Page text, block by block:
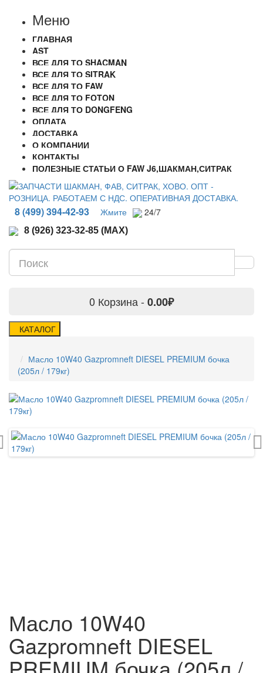
Меню
ГЛАВНАЯ
AST
ВСЕ ДЛЯ ТО SHACMAN
ВСЕ ДЛЯ ТО SITRAK
ВСЕ ДЛЯ ТО FAW
ВСЕ ДЛЯ ТО FOTON
ВСЕ ДЛЯ ТО DONGFENG
ОПЛАТА
ДОСТАВКА
О КОМПАНИИ
КОНТАКТЫ
ПОЛЕЗНЫЕ СТАТЬИ О FAW J6,ШАКМАН,СИТРАК
8 (499) 394-42-93 Жмите 24/7
8 (926) 323-32-85 (MAX)
0 Корзина - 0.00₽
КАТАЛОГ
Масло 10W40 Gazpromneft DIESEL PREMIUM бочка
(205л / 179кг)
Масло 10W40
Gazpromneft DIESEL